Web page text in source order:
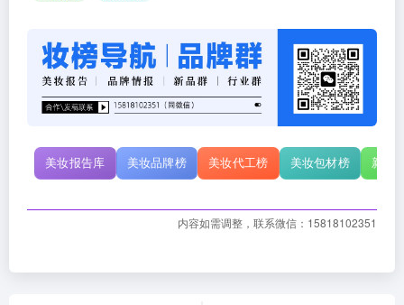
美妆报告库 美妆品牌榜 美妆代工榜 美妆包材榜 新原
内容如需调整，联系微信：15818102351